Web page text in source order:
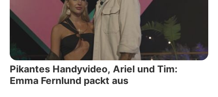
Pikantes Handyvideo, Ariel und Tim:
Emma Fernlund packt aus